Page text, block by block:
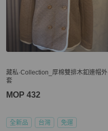
藏私·Collection_厚棉雙排木釦連帽外
套
MOP 432
全新品 台灣 免運